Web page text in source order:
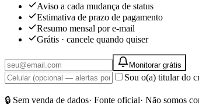
Aviso a cada mudança de status
Estimativa de prazo de pagamento
Resumo mensal por e-mail
Grátis · cancele quando quiser
Monitorar grátis
Sou o(a) titular do
🔒 Sem venda de dados· Fonte oficial· Não somos